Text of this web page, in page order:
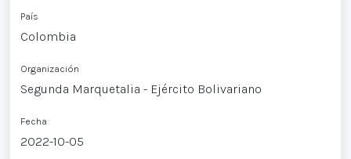
País
Colombia
Organización
Segunda Marquetalia - Ejército Bolivariano
Fecha
2022-10-05